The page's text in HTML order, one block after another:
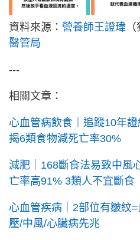
資料來源： 營養師王證瑋
醫管局
---
相關文章：
心血管病飲食｜追蹤10年
揭6類食物減死亡率30%
減肥｜168斷食法易致中風
亡率高91% 3類人不宜斷食
心血管疾病｜2部位有皺紋
壓/中風/心臟病先兆